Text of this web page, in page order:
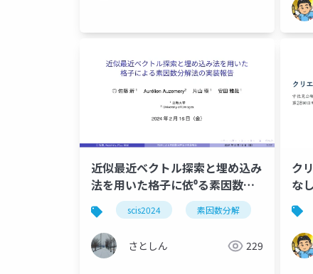
近似最近ベクトル探索と埋め込み
法を用いた格子に依⁰る素因数分
解法の実装報告
scis2024 素因数分解 格子ア
さとしん 229
ク
なし